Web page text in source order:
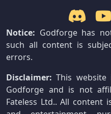
Notice: Godforge has
such all content is
errors.
Disclaimer: This
Godforge and is not
Fateless Ltd.. All content